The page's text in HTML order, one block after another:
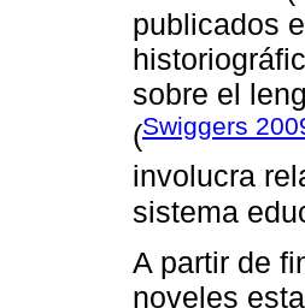
publicados
sobre el
(Swiggers
involucra
sistema
A partir de
noveles